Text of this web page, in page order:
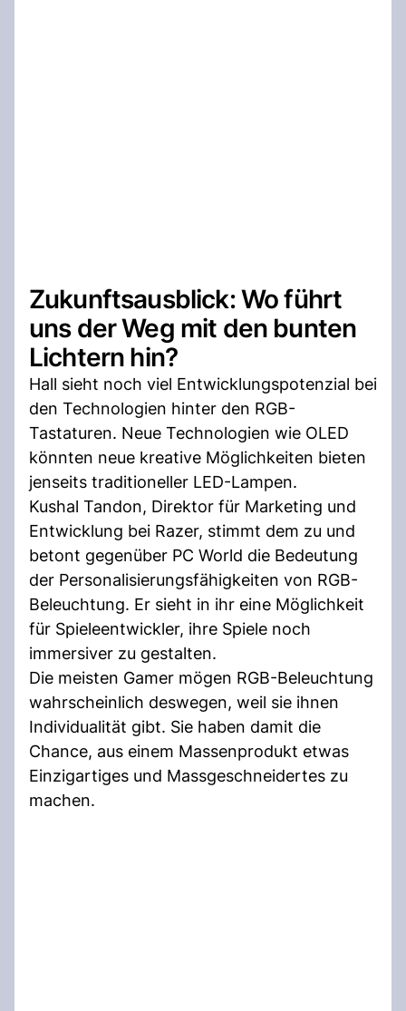
Zukunftsausblick: Wo führt
uns der Weg mit den bunten
Lichtern hin?
Hall sieht noch viel Entwicklungspotenzial bei
den Technologien hinter den RGB-
Tastaturen. Neue Technologien wie OLED
könnten neue kreative Möglichkeiten bieten
jenseits traditioneller LED-Lampen.
Kushal Tandon, Direktor für Marketing und
Entwicklung bei Razer, stimmt dem zu und
betont gegenüber PC World die Bedeutung
der Personalisierungsfähigkeiten von RGB-
Beleuchtung. Er sieht in ihr eine Möglichkeit
für Spieleentwickler, ihre Spiele noch
immersiver zu gestalten.
Die meisten Gamer mögen RGB-Beleuchtung
wahrscheinlich deswegen, weil sie ihnen
Individualität gibt. Sie haben damit die
Chance, aus einem Massenprodukt etwas
Einzigartiges und Massgeschneidertes zu
machen.